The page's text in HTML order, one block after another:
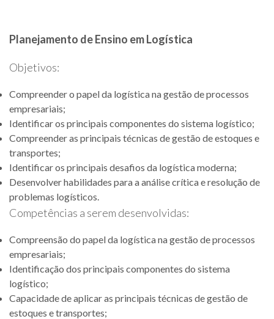
Planejamento de Ensino em Logística
Objetivos:
Compreender o papel da logística na gestão de processos
empresariais;
Identificar os principais componentes do sistema logístico;
Compreender as principais técnicas de gestão de estoques e
transportes;
Identificar os principais desafios da logística moderna;
Desenvolver habilidades para a análise crítica e resolução de
problemas logísticos.
Competências a serem desenvolvidas:
Compreensão do papel da logística na gestão de processos
empresariais;
Identificação dos principais componentes do sistema
logístico;
Capacidade de aplicar as principais técnicas de gestão de
estoques e transportes;